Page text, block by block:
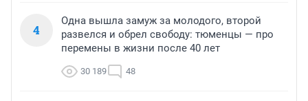
4
Одна вышла замуж за молодого, второй
развелся и обрел свободу: тюменцы — про
перемены в жизни после 40 лет
30 189 48